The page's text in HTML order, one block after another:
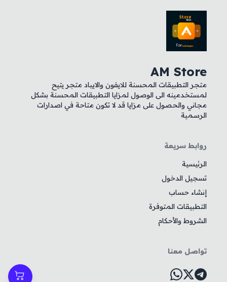
AM Store
متجر التطبيقات المحسنة للايفون والايباد متجر يتيح
لمستخدمينه الى الوصول لمزايا التطبيقات المحسنة بشكل
مجاني والحصول على مزايا قد لا تكون متاحة في اصدارات
الرسمية
روابط سريعة
الرئيسية
تسجيل الدخول
إنشاء حساب
التطبيقات المتوفرة
الشروط والأحكام
تواصل معنا